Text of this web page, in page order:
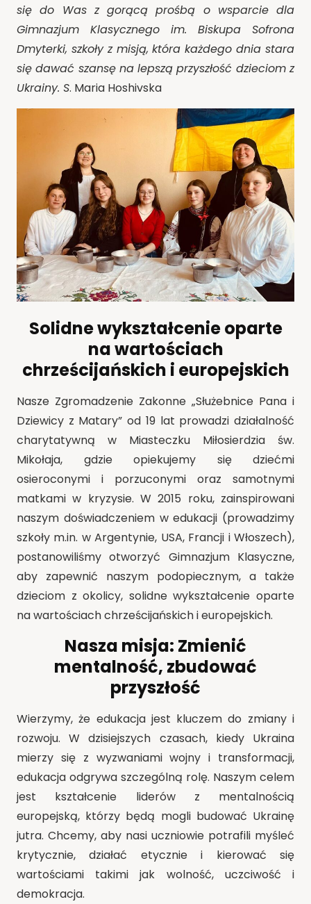
się do Was z gorącą prośbą o wsparcie dla
Gimnazjum Klasycznego im. Biskupa Sofrona
Dmyterki, szkoły z misją, która każdego dnia stara
się dawać szansę na lepszą przyszłość dzieciom z
Ukrainy. S. Maria Hoshivska
Solidne wykształcenie oparte
na wartościach
chrześcijańskich i europejskich
Nasze Zgromadzenie Zakonne „Służebnice Pana i
Dziewicy z Matary” od 19 lat prowadzi działalność
charytatywną w Miasteczku Miłosierdzia św.
Mikołaja, gdzie opiekujemy się dziećmi
osieroconymi i porzuconymi oraz samotnymi
matkami w kryzysie. W 2015 roku, zainspirowani
naszym doświadczeniem w edukacji (prowadzimy
szkoły m.in. w Argentynie, USA, Francji i Włoszech),
postanowiliśmy otworzyć Gimnazjum Klasyczne,
aby zapewnić naszym podopiecznym, a także
dzieciom z okolicy, solidne wykształcenie oparte
na wartościach chrześcijańskich i europejskich.
Nasza misja: Zmienić
mentalność, zbudować
przyszłość
Wierzymy, że edukacja jest kluczem do zmiany i
rozwoju. W dzisiejszych czasach, kiedy Ukraina
mierzy się z wyzwaniami wojny i transformacji,
edukacja odgrywa szczególną rolę. Naszym celem
jest kształcenie liderów z mentalnością
europejską, którzy będą mogli budować Ukrainę
jutra. Chcemy, aby nasi uczniowie potrafili myśleć
krytycznie, działać etycznie i kierować się
wartościami takimi jak wolność, uczciwość i
demokracja.